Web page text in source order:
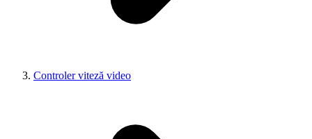
Controler viteză video